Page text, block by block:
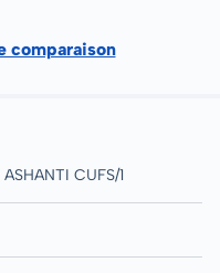
comparaison
CUFS/1